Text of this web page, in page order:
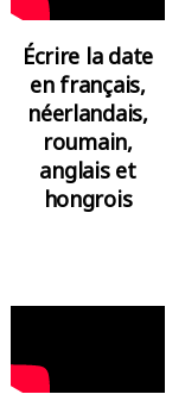
Écrire la date
en français,
néerlandais,
roumain,
anglais et
hongrois